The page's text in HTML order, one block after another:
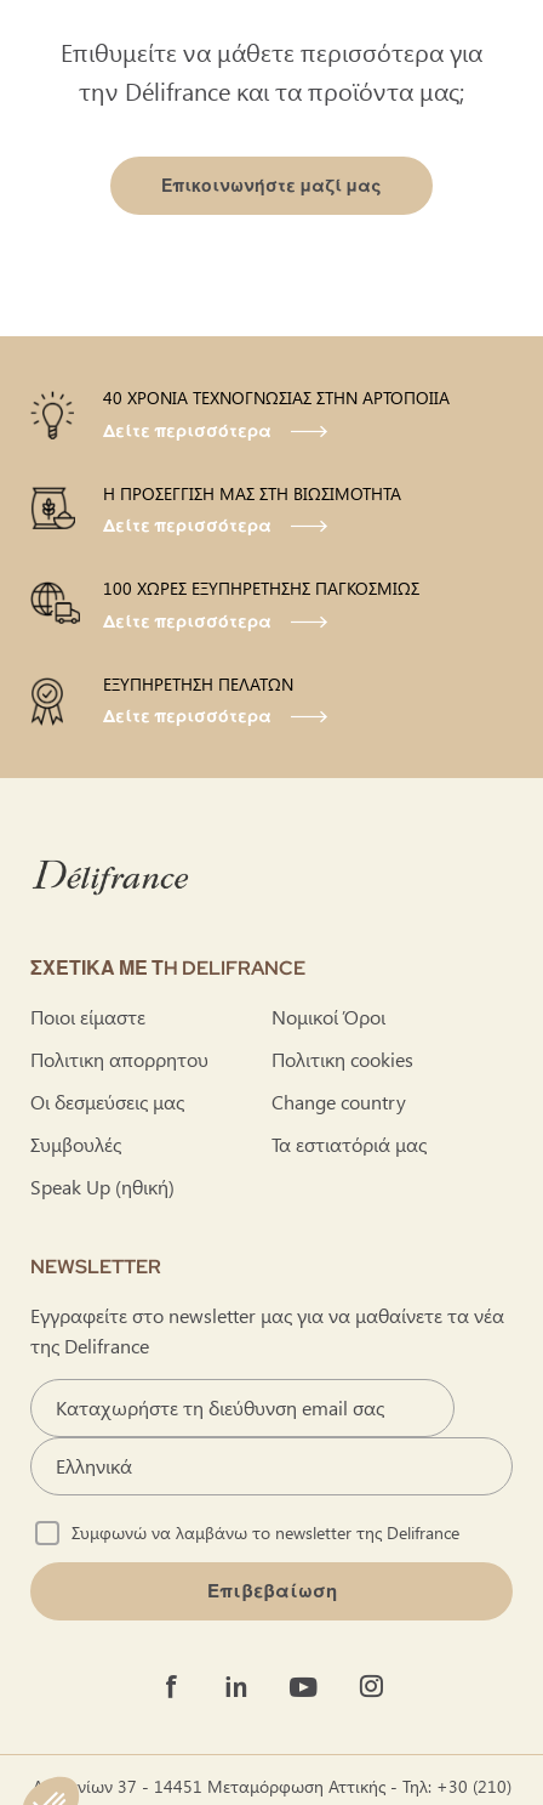
Επιθυμείτε να μάθετε περισσότερα για
την Délifrance και τα προϊόντα μας;
Επικοινωνήστε μαζί μας
40 ΧΡΟΝΙΑ ΤΕΧΝΟΓΝΩΣΙΑΣ ΣΤΗΝ ΑΡΤΟΠΟΙΙΑ
Δείτε περισσότερα
Η ΠΡΟΣΕΓΓΙΣΗ ΜΑΣ ΣΤΗ ΒΙΩΣΙΜΟΤΗΤΑ
Δείτε περισσότερα
100 ΧΩΡΕΣ ΕΞΥΠΗΡΕΤΗΣΗΣ ΠΑΓΚΟΣΜΙΩΣ
Δείτε περισσότερα
ΕΞΥΠΗΡΕΤΗΣΗ ΠΕΛΑΤΩΝ
Δείτε περισσότερα
ΣΧΕΤΙΚΑ ΜΕ ΤH DELIFRANCE
Ποιοι είμαστε
Νομικοί Όροι
Πολιτικη απορρητου
Πολιτικη cookies
Οι δεσμεύσεις μας
Change country
Συμβουλές
Τα εστιατόριά μας
Speak Up (ηθική)
NEWSLETTER
Εγγραφείτε στο newsletter μας για να μαθαίνετε τα νέα
της Delifrance
Συμφωνώ να λαμβάνω το newsletter της Delifrance
Επιβεβαίωση
Δερβενίων 37 - 14451 Μεταμόρφωση Αττικής - Τηλ: +30 (210)